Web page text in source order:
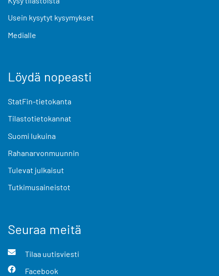
Usein kysytyt kysymykset
Medialle
Löydä nopeasti
StatFin-tietokanta
Tilastotietokannat
Suomi lukuina
Rahanarvonmuunnin
Tulevat julkaisut
Tutkimusaineistot
Seuraa meitä
Tilaa uutisviesti
Facebook